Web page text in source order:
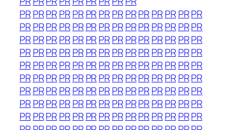
PRPRPRPRPR PRPRPRPRPRPRPR PRPR
PRPRPRPRPR PRPRPRPRPRPRPR PRPR
PRPRPRPRPR PRPRPRPRPRPRPR PRPR
PRPRPRPRPR PRPRPRPRPRPRPR PRPR
PRPRPRPRPR PRPRPRPRPRPRPR PRPR
PRPRPRPRPR PRPRPRPRPRPRPR PRPR
PRPRPRPRPR PRPRPRPRPRPRPR PRPR
PRPRPRPRPR PRPRPRPRPRPRPR PRPR
PRPRPRPRPR PRPRPRPRPRPRPR PRPR